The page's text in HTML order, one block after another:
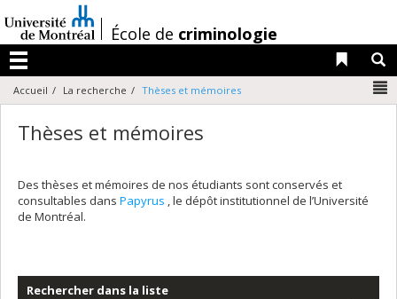
au
contenu
/École de criminologie
Menu
Liens
Accueil La recherche Thèses et mémoires
Thèses et mémoires
Des thèses et mémoires de nos étudiants sont conservés et
consultables dans Papyrus , le dépôt institutionnel de l’Université
de Montréal.
Rechercher dans la liste